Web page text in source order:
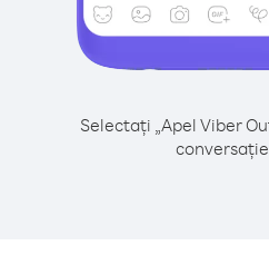
Selectați „Apel Viber